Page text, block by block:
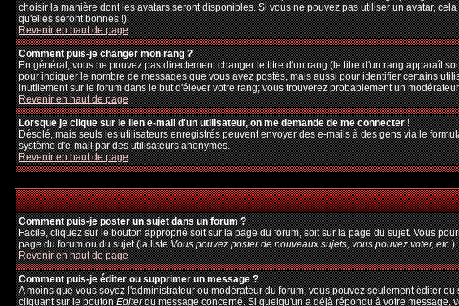
choisir la manière dont les avatars seront disponibles. Si vous ne pouvez pas utiliser un avatar,
qu'elles seront bonnes !).
Revenir en haut de page
Comment puis-je changer mon rang ?
En général, vous ne pouvez pas directement changer le titre d'un rang (le titre d'un rang apparaît
pour indiquer le nombre de messages que vous avez postés, mais aussi pour identifier certains
inutilement sur le forum dans le but d'élever votre rang; vous trouverez probablement un
Revenir en haut de page
Lorsque je clique sur le lien e-mail d'un utilisateur, on me demande de me connecter !
Désolé, mais seuls les utilisateurs enregistrés peuvent envoyer des e-mails à des gens via le
système d'e-mail par des utilisateurs anonymes.
Revenir en haut de page
Comment puis-je poster un sujet dans un forum ?
Facile, cliquez sur le bouton approprié soit sur la page du forum, soit sur la page du sujet. Vous
page du forum ou du sujet (la listeVous pouvez poster de nouveaux sujets, vous pouvez voter, etc.)
Revenir en haut de page
Comment puis-je éditer ou supprimer un message ?
A moins que vous soyez l'administrateur ou modérateur du forum, vous pouvez seulement éditer
cliquant sur le boutonEditerdu message concerné. Si quelqu'un a déjà répondu à votre message,